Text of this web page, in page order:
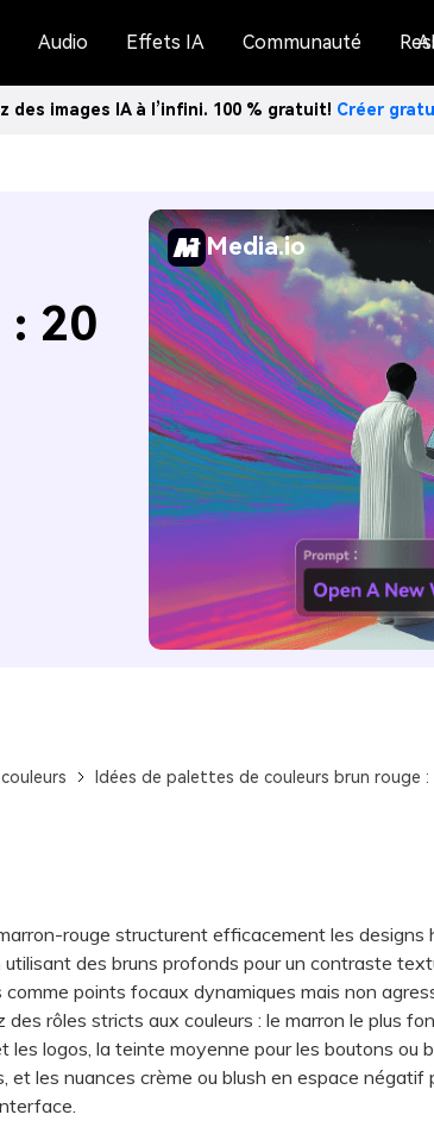
Audio Effets IA Communauté
des images IA à l’infini. 100 % gratuit! Créer
20
Media.io
Idées de palettes de couleurs brun rouge :
rouge structurent efficacement les designs
des bruns profonds pour un contraste
comme points focaux dynamiques mais non
rôles stricts aux couleurs : le marron le plus
les logos, la teinte moyenne pour les boutons ou
et les nuances crème ou blush en espace négatif